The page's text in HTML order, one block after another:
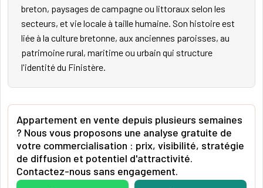
breton, paysages de campagne ou littoraux selon les
secteurs, et vie locale à taille humaine. Son histoire est
liée à la culture bretonne, aux anciennes paroisses, au
patrimoine rural, maritime ou urbain qui structure
l'identité du Finistère.
Appartement en vente depuis plusieurs semaines
? Nous vous proposons une analyse gratuite de
votre commercialisation : prix, visibilité, stratégie
de diffusion et potentiel d'attractivité.
Contactez-nous sans engagement.